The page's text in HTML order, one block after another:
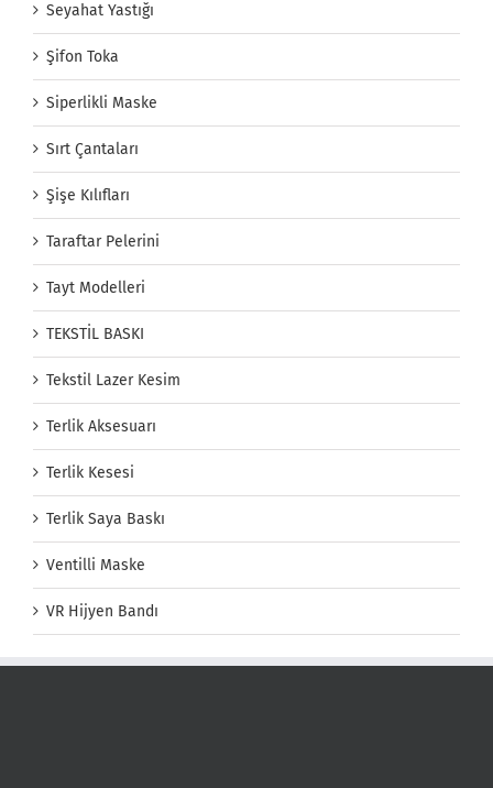
Seyahat Yastığı
Şifon Toka
Siperlikli Maske
Sırt Çantaları
Şişe Kılıfları
Taraftar Pelerini
Tayt Modelleri
TEKSTİL BASKI
Tekstil Lazer Kesim
Terlik Aksesuarı
Terlik Kesesi
Terlik Saya Baskı
Ventilli Maske
VR Hijyen Bandı